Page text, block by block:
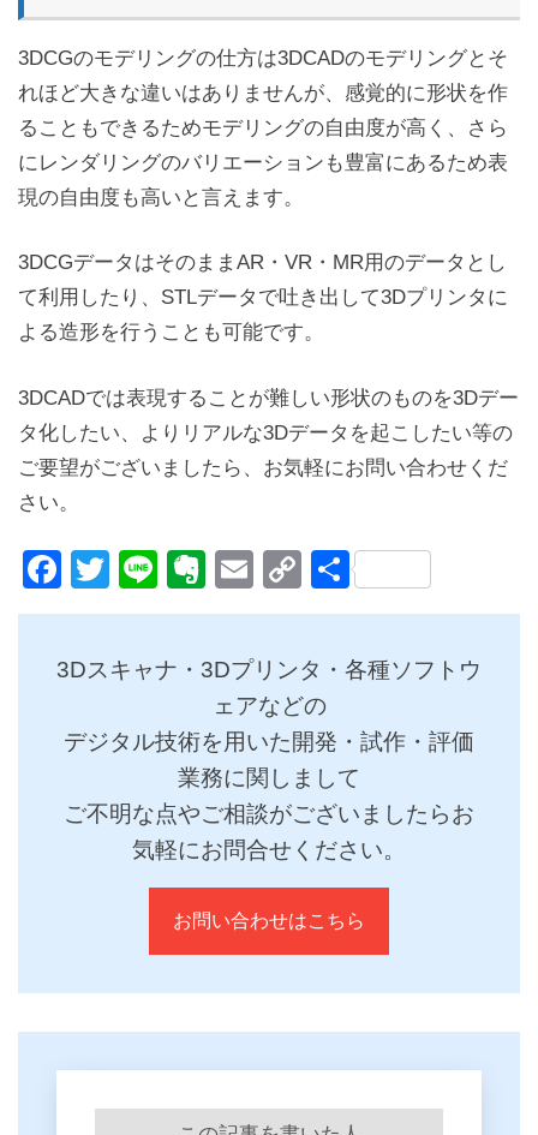
3DCGのモデリングの仕方は3DCADのモデリングとそ
れほど大きな違いはありませんが、感覚的に形状を作
ることもできるためモデリングの自由度が高く、さら
にレンダリングのバリエーションも豊富にあるため表
現の自由度も高いと言えます。
3DCGデータはそのままAR・VR・MR用のデータとし
て利用したり、STLデータで吐き出して3Dプリンタに
よる造形を行うことも可能です。
3DCADでは表現することが難しい形状のものを3Dデー
タ化したい、よりリアルな3Dデータを起こしたい等の
ご要望がございましたら、お気軽にお問い合わせくだ
さい。
Facebook
Twitter
LineEvernote
EmailCopy
Link
共
有
3Dスキャナ・3Dプリンタ・各種ソフトウ
ェアなどの
デジタル技術を用いた開発・試作・評価
業務に関しまして
ご不明な点やご相談がございましたらお
気軽にお問合せください。
お問い合わせはこちら